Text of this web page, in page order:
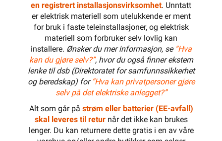
en registrert installasjonsvirksomhet. Unntatt
er elektrisk materiell som utelukkende er ment
for bruk i faste teleinstallasjoner, og elektrisk
materiell som forbruker selv lovlig kan
installere. Ønsker du mer informasjon, se ”Hva
kan du gjøre selv?”, hvor du også finner ekstern
lenke til dsb (Direktoratet for samfunnssikkerhet
og beredskap) for “Hva kan privatpersoner gjøre
selv på det elektriske anlegget?”
Alt som går på strøm eller batterier (EE-avfall)
skal leveres til returnår det ikke kan brukes
lenger. Du kan returnere dette gratis i en av våre